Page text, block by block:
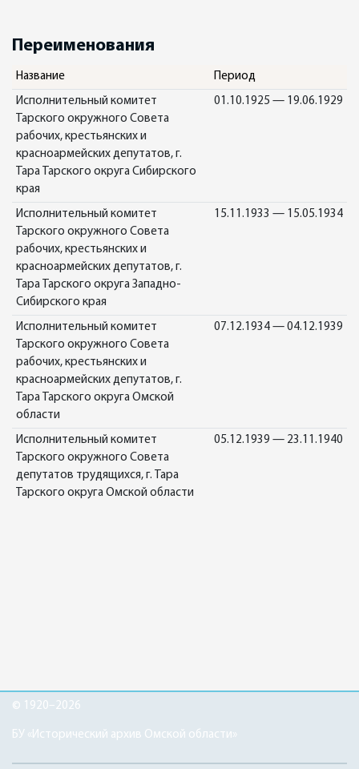
Переименования
Название Период
Исполнительный комитет
Тарского окружного Совета
рабочих, крестьянских и
красноармейских депутатов, г.
Тара Тарского округа Сибирского
края
01.10.1925 — 19.06.1929
Исполнительный комитет
Тарского окружного Совета
рабочих, крестьянских и
красноармейских депутатов, г.
Тара Тарского округа Западно-
Сибирского края
15.11.1933 — 15.05.1934
Исполнительный комитет
Тарского окружного Совета
рабочих, крестьянских и
красноармейских депутатов, г.
Тара Тарского округа Омской
области
07.12.1934 — 04.12.1939
Исполнительный комитет
Тарского окружного Совета
депутатов трудящихся, г. Тара
Тарского округа Омской области
05.12.1939 — 23.11.1940
© 1920–2026
БУ «Исторический архив Омской области»